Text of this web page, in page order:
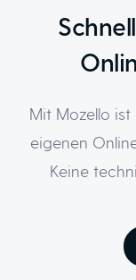
Mit Mozello ist
eigenen
Keine